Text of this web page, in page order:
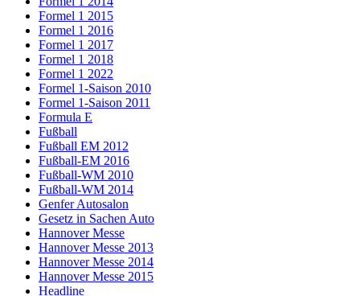
Formel 1 2015
Formel 1 2016
Formel 1 2017
Formel 1 2018
Formel 1 2022
Formel 1-Saison 2010
Formel 1-Saison 2011
Formula E
Fußball
Fußball EM 2012
Fußball-EM 2016
Fußball-WM 2010
Fußball-WM 2014
Genfer Autosalon
Gesetz in Sachen Auto
Hannover Messe
Hannover Messe 2013
Hannover Messe 2014
Hannover Messe 2015
Headline